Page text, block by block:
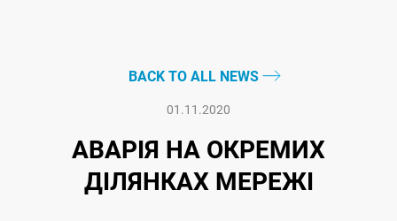
BACK TO ALL NEWS
01.11.2020
АВАРІЯ НА ОКРЕМИХ
ДІЛЯНКАХ МЕРЕЖІ